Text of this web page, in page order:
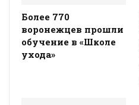
Более 770
воронежцев прошли
обучение в «Школе
ухода»